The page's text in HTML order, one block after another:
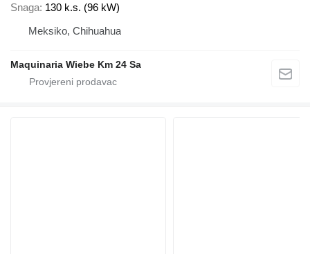
Snaga 130 k.s. (96 kW)
Meksiko, Chihuahua
Maquinaria Wiebe Km 24 Sa